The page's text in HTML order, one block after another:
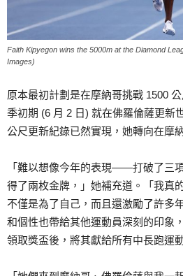
Faith Kipyegon wins the 5000m at the Diamond
Images)
原本最初計劃是在摩納哥挑戰 1500
季初期 (6 月 2 日) 就在佛羅倫薩更新
公尺更新紀錄已然實現，她轉向在摩
「難以想像今年的表現——打破了三
得了兩枚金牌，」她補充道。「我真
不僅是為了自己，而且還激勵了許多
和個性也帶給其他運動員深刻的印象
領取獎盃後，將其獻給所有中長跑運